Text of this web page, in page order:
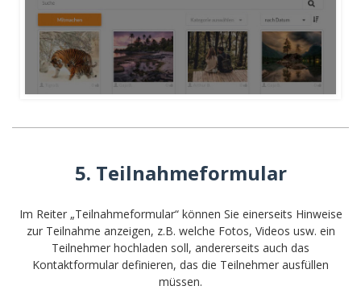
5. Teilnahmeformular
Im Reiter „Teilnahmeformular“ können Sie einerseits Hinweise
zur Teilnahme anzeigen, z.B. welche Fotos, Videos usw. ein
Teilnehmer hochladen soll, andererseits auch das
Kontaktformular definieren, das die Teilnehmer ausfüllen
müssen.